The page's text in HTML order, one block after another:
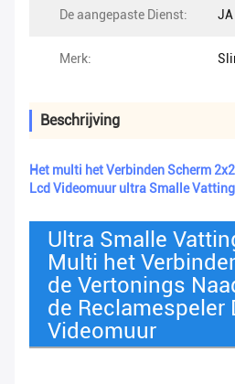
De aangepaste Dienst: JA
Merk:
Beschrijving
Het multi het Verbinden Scherm
Lcd Videomuur ultra Smalle Vatting
Ultra Smalle
Multi het
de Vertonings
de Reclamespeler
Videomuur